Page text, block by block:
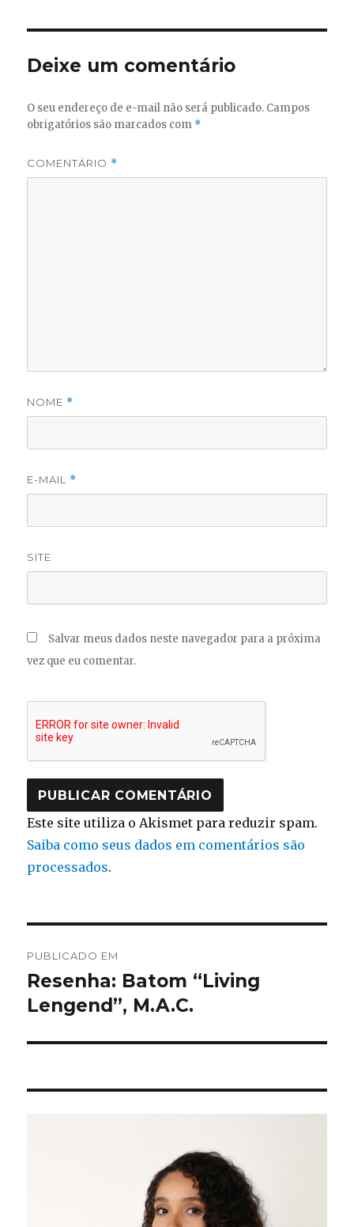
Deixe um comentário
O seu endereço de e-mail não será publicado. Campos
obrigatórios são marcados com *
COMENTÁRIO *
NOME *
E-MAIL *
SITE
Salvar meus dados neste navegador para a próxima
vez que eu comentar.
Este site utiliza o Akismet para reduzir spam.
Saiba como seus dados em comentários são
processados.
de
Post
PUBLICADO EM
Resenha: Batom “Living
Lengend”, M.A.C.